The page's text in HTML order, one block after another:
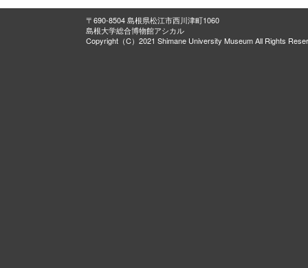
〒690-8504 島根県松江市西川津町1060
島根大学総合博物館アシカル
Copyright（C）2021 Shimane University Museum All Rights